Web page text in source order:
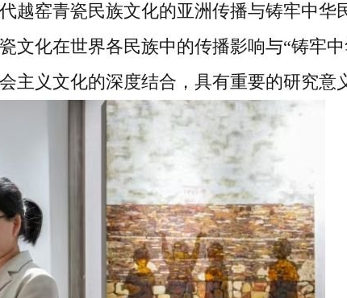
越窑青瓷民族文化的亚洲传播与铸牢中华
文化在世界各民族中的传播影响与“铸牢
主义文化的深度结合，具有重要的研究意